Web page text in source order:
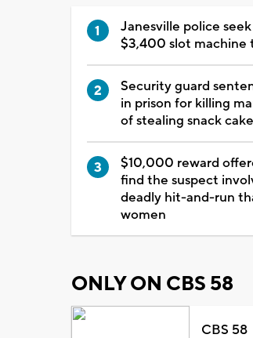
Janesville police
$3,400 slot machine
Security guard
in prison for killing
of stealing snack
$10,000 reward
find the suspect
deadly hit-and-run
women
ONLY ON CBS 58
CBS 58